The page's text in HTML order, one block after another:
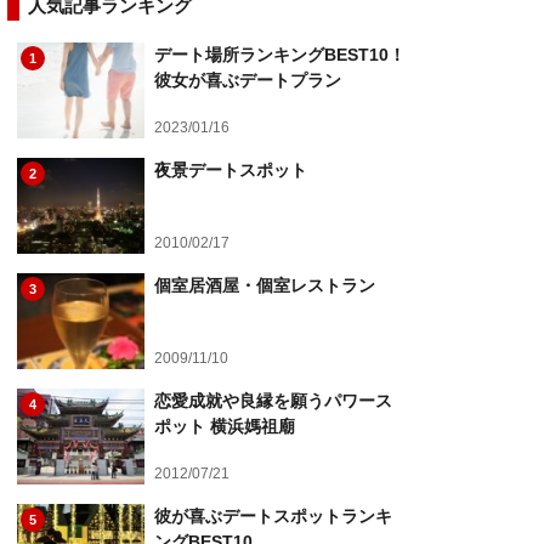
人気記事ランキング
1
デート場所ランキングBEST10！
彼女が喜ぶデートプラン
2023/01/16
2 夜景デートスポット
2010/02/17
3 個室居酒屋・個室レストラン
2009/11/10
4
恋愛成就や良縁を願うパワース
ポット 横浜媽祖廟
2012/07/21
5
彼が喜ぶデートスポットランキ